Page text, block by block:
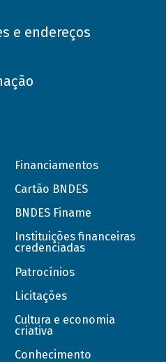
e endereços
Financiamentos
Cartão BNDES
BNDES Finame
Instituições financeiras
credenciadas
Patrocínios
Licitações
Cultura e economia
criativa
Conhecimento